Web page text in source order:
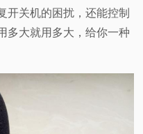
开关机的困扰，还能控制
多大就用多大，给你一种